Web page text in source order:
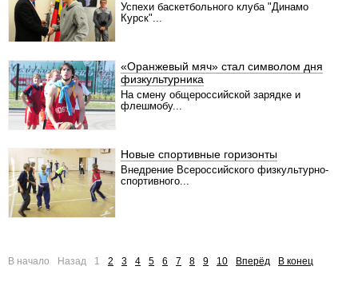
Успехи баскетбольного клуба "Динамо
Курск"...
«Оранжевый мяч» стал символом дня
физкультурника
На смену общероссийской зарядке и
флешмобу...
Новые спортивные горизонты
Внедрение Всероссийского физкультурно-
спортивного...
В начало Назад 1 2 3 4 5 6 7 8 9 10 Вперёд В конец